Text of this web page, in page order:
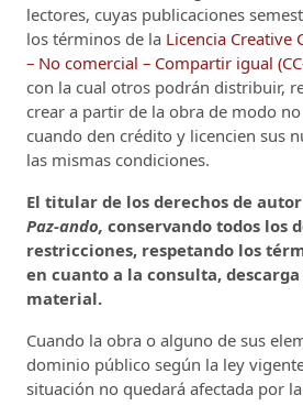
lectores, cuyas publicaciones
los términos de la Licencia Creative
– No comercial – Compartir igual
con la cual otros podrán distribuir,
crear a partir de la obra de modo
cuando den crédito y licencien sus
las mismas condiciones.
El titular de los derechos de
Paz-ando, conservando todos los
restricciones, respetando los
en cuanto a la consulta,
material.
Cuando la obra o alguno de sus
dominio público según la ley
situación no quedará afectada por